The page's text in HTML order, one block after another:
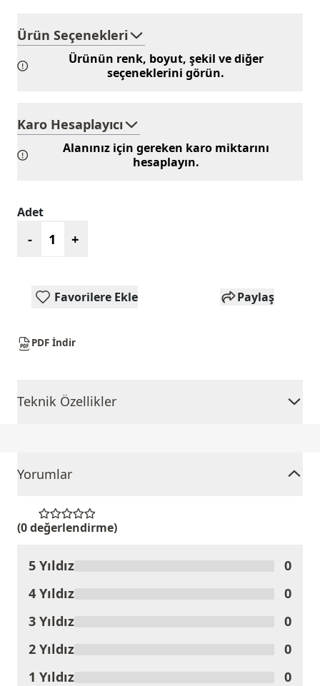
Ürün Seçenekleri
Ürünün renk, boyut, şekil ve diğer
seçeneklerini görün.
Karo Hesaplayıcı
Alanınız için gereken karo miktarını
hesaplayın.
Adet
- +
Favorilere Ekle Paylaş
PDF İndir
Teknik Özellikler
Yorumlar
(0 değerlendirme)
Ürünü Değerlendir
5 Yıldız
0
4 Yıldız
0
3 Yıldız
0
2 Yıldız
0
1 Yıldız
0